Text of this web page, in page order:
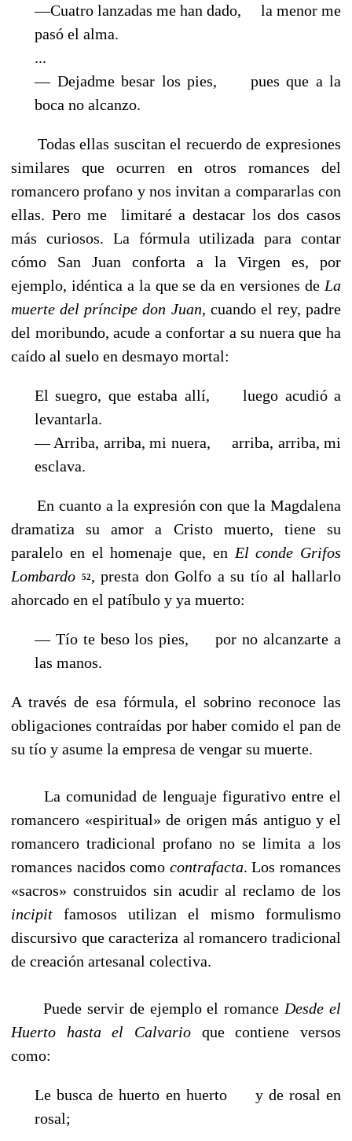
—Cuatro lanzadas me han dado, la menor me
pasó el alma.
...
— Dejadme besar los pies, pues que a la
boca no alcanzo.
Todas ellas suscitan el recuerdo de expresiones
similares que ocurren en otros romances del
romancero profano y nos invitan a compararlas con
ellas. Pero me limitaré a destacar los dos casos
más curiosos. La fórmula utilizada para contar
cómo San Juan conforta a la Virgen es, por
ejemplo, idéntica a la que se da en versiones de La
muerte del príncipe don Juan, cuando el rey, padre
del moribundo, acude a confortar a su nuera que ha
caído al suelo en desmayo mortal:
El suegro, que estaba allí, luego acudió a
levantarla.
— Arriba, arriba, mi nuera, arriba, arriba, mi
esclava.
En cuanto a la expresión con que la Magdalena
dramatiza su amor a Cristo muerto, tiene su
paralelo en el homenaje que, en El conde Grifos
Lombardo
52, presta don Golfo a su tío al hallarlo
ahorcado en el patíbulo y ya muerto:
— Tío te beso los pies, por no alcanzarte a
las manos.
A través de esa fórmula, el sobrino reconoce las
obligaciones contraídas por haber comido el pan de
su tío y asume la empresa de vengar su muerte.
La comunidad de lenguaje figurativo entre el
romancero «espiritual» de origen más antiguo y el
romancero tradicional profano no se limita a los
romances nacidos como contrafacta. Los romances
«sacros» construidos sin acudir al reclamo de los
incipit famosos utilizan el mismo formulismo
discursivo que caracteriza al romancero tradicional
de creación artesanal colectiva.
Puede servir de ejemplo el romance Desde el
Huerto hasta el Calvario que contiene versos
como:
Le busca de huerto en huerto y de rosal en
rosal;